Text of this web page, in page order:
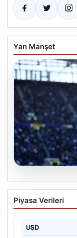
Yan Manşet
05.08.2026
Transferinde
Trabzonspor,
Piyasa Verileri
USD